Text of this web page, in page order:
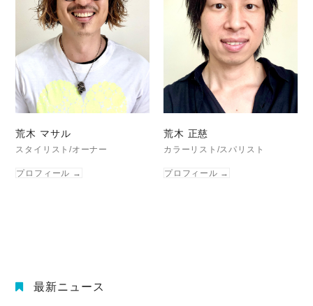
荒木 マサル
スタイリスト/オーナー
プロフィール →
荒木 正慈
カラーリスト/スパリスト
プロフィール →
最新ニュース